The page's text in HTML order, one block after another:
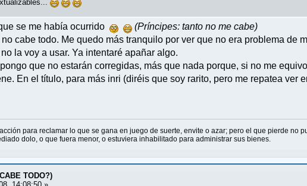
se me había ocurrido
(Príncipes: tanto no me cabe)
cabe todo. Me quedo más tranquilo por ver que no era problema de
la voy a usar. Ya intentaré apañar algo.
que no estarán corregidas, más que nada porque, si no me
En el título, para más inri (diréis que soy rarito, pero me repatea ver
para reclamar lo que se gana en juego de suerte, envite o azar; pero el que pierde no
dolo, o que fuera menor, o estuviera inhabilitado para administrar sus bienes.
TODO?)
14:08:50 »